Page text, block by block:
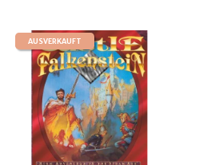
AUSVERKAUFT